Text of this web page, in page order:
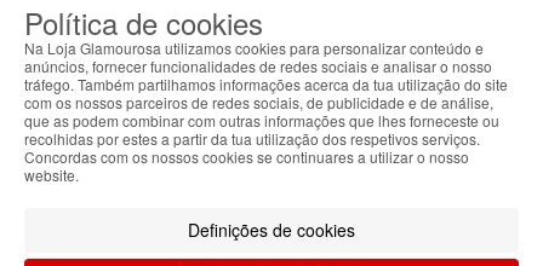
0 CARRINHO
EU
Filtrar por
Limpar filtros
Filtrar
Política de cookies
Na Loja Glamourosa utilizamos cookies para personalizar conteúdo e
anúncios, fornecer funcionalidades de redes sociais e analisar o nosso
tráfego. Também partilhamos informações acerca da tua utilização do site
com os nossos parceiros de redes sociais, de publicidade e de análise,
que as podem combinar com outras informações que lhes forneceste ou
recolhidas por estes a partir da tua utilização dos respetivos serviços.
Concordas com os nossos cookies se continuares a utilizar o nosso
website.
Definições de cookies